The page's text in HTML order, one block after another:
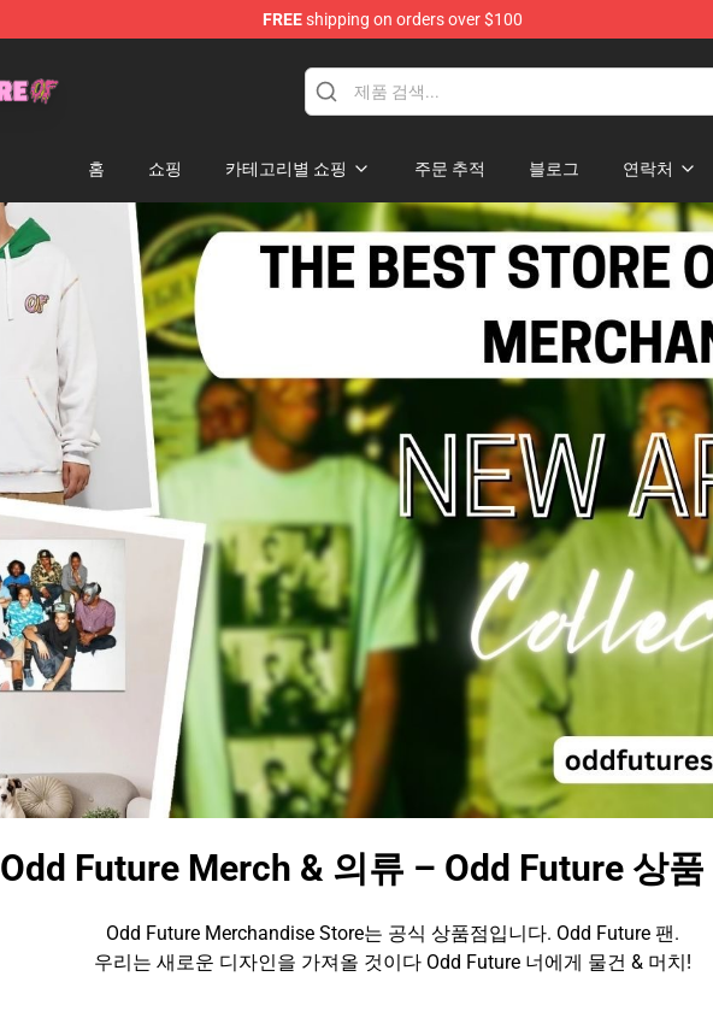
FREEshipping on orders over $100
홈 쇼핑 카테고리별 쇼핑 주문 추적 블로그 연락처
Odd Future Merch & 의류 – Odd Future 상품
Odd Future Merchandise Store는 공식 상품점입니다. Odd Future 팬.
우리는 새로운 디자인을 가져올 것이다 Odd Future 너에게 물건 & 머치!